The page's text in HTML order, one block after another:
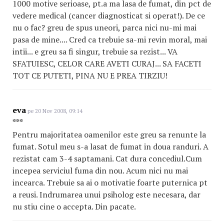
1000 motive serioase, pt.a ma lasa de fumat, din pct de
vedere medical (cancer diagnosticat si operat!). De ce
nu o fac? greu de spus uneori, parca nici nu-mi mai
pasa de mine.... Cred ca trebuie sa-mi revin moral, mai
intii... e greu sa fi singur, trebuie sa rezist... VA
SFATUIESC, CELOR CARE AVETI CURAJ... SA FACETI
TOT CE PUTETI, PINA NU E PREA TIRZIU!
eva pe 20 Nov 2008, 09:14
***
Pentru majoritatea oamenilor este greu sa renunte la
fumat. Sotul meu s-a lasat de fumat in doua randuri. A
rezistat cam 3-4 saptamani. Cat dura concediul.Cum
incepea serviciul fuma din nou. Acum nici nu mai
incearca. Trebuie sa ai o motivatie foarte puternica pt
a reusi. Indrumarea unui psiholog este necesara, dar
nu stiu cine o accepta. Din pacate.